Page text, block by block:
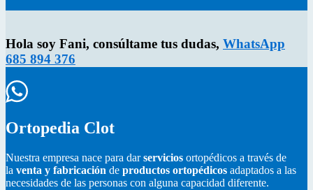
Hola soy Fani, consúltame tus dudas, WhatsApp
685 894 376
Ortopedia Clot
Nuestra empresa nace para darservicios ortopédicos a través de
la venta y fabricación de productos ortopédicos adaptados a las
necesidades de las personas con alguna capacidad diferente.